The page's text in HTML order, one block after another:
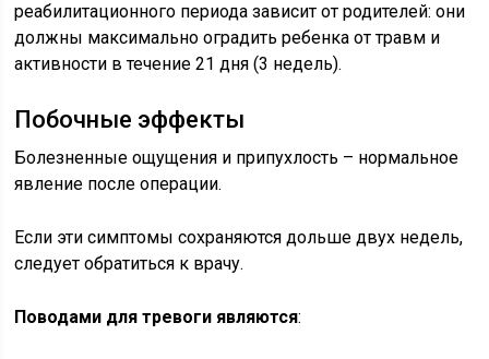
реабилитационного периода зависит от родителей: они
должны максимально оградить ребенка от травм и
активности в течение 21 дня (3 недель).
Побочные эффекты
Болезненные ощущения и припухлость – нормальное
явление после операции.
Если эти симптомы сохраняются дольше двух недель,
следует обратиться к врачу.
Поводами для тревоги являются: